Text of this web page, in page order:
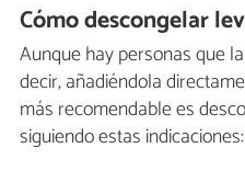
Cómo descongelar
Aunque hay personas que
decir, añadiéndola
más recomendable es
siguiendo estas indicaciones: